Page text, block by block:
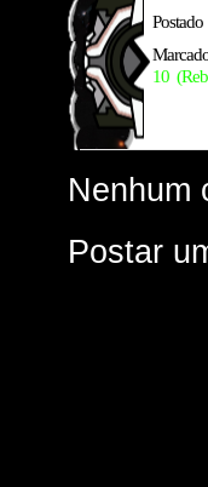
10
Nenhum
Postar